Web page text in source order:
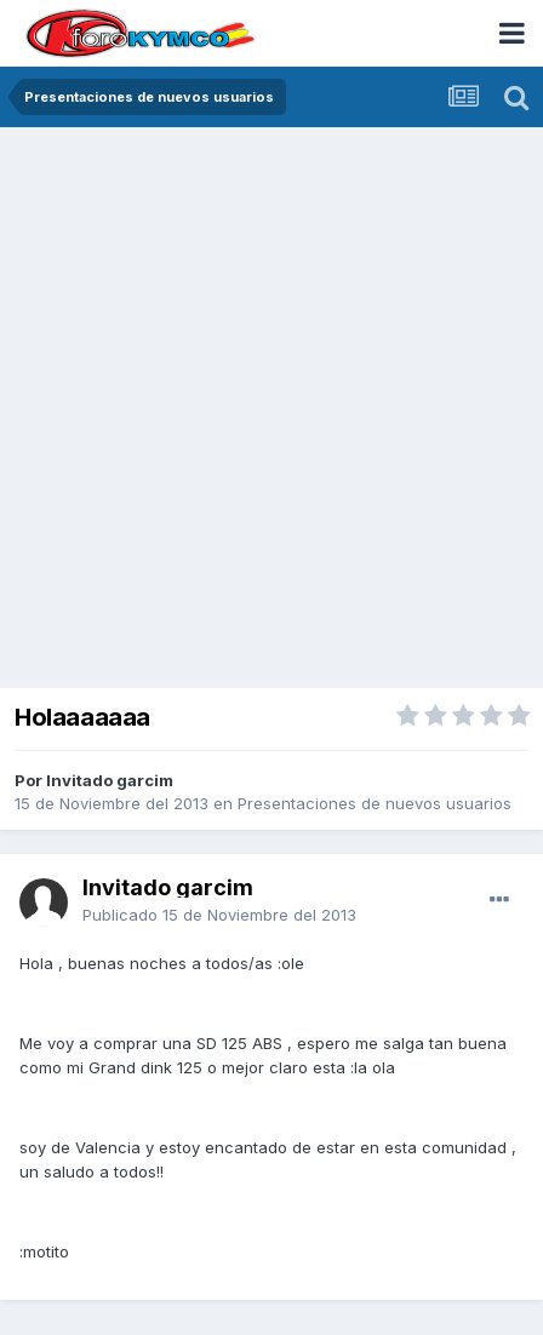
Presentaciones de nuevos usuarios
Holaaaaaaa
Por Invitado garcim
15 de Noviembre del 2013 en Presentaciones de nuevos usuarios
Invitado garcim
Publicado 15 de Noviembre del 2013
Hola , buenas noches a todos/as :ole
Me voy a comprar una SD 125 ABS , espero me salga tan buena
como mi Grand dink 125 o mejor claro esta :la ola
soy de Valencia y estoy encantado de estar en esta comunidad ,
un saludo a todos!!
:motito